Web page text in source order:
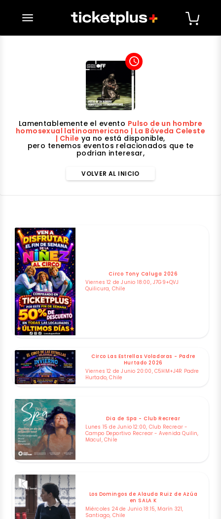
desplegar navegación
access_time
Lamentablemente el evento Pulso de un hombre
homosexual latinoamericano | La Bóveda Celeste
| Chile ya no está disponible,
pero tenemos eventos relacionados que te
podrian interesar,
VOLVER AL INICIO
Circo Tony Caluga 2026
Viernes 12 de Junio 18:00, J7G9+QVJ
Quilicura, Chile
Circo Las Estrellas Voladoras - Padre
Hurtado 2026
Viernes 12 de Junio 20:00, C5HM+J4R Padre
Hurtado, Chile
Dia de Spa - Club Recrear
Lunes 15 de Junio 12:00, Club Recrear -
Campo Deportivo Recrear - Avenida Quilin,
Macul, Chile
Los Domingos de Alauda Ruiz de Azúa
en SALA K
Miércoles 24 de Junio 18:15, Marín 321,
Santiago, Chile